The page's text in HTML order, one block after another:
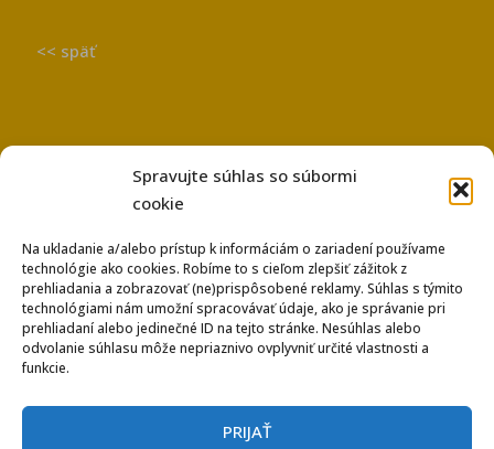
Spravujte súhlas so súbormi
cookie
Na ukladanie a/alebo prístup k informáciám o zariadení používame
technológie ako cookies. Robíme to s cieľom zlepšiť zážitok z
prehliadania a zobrazovať (ne)prispôsobené reklamy. Súhlas s týmito
technológiami nám umožní spracovávať údaje, ako je správanie pri
prehliadaní alebo jedinečné ID na tejto stránke. Nesúhlas alebo
odvolanie súhlasu môže nepriaznivo ovplyvniť určité vlastnosti a
funkcie.
PRIJAŤ
<< späť
Používanie súborov Cookies
Ochrana osobných údajov